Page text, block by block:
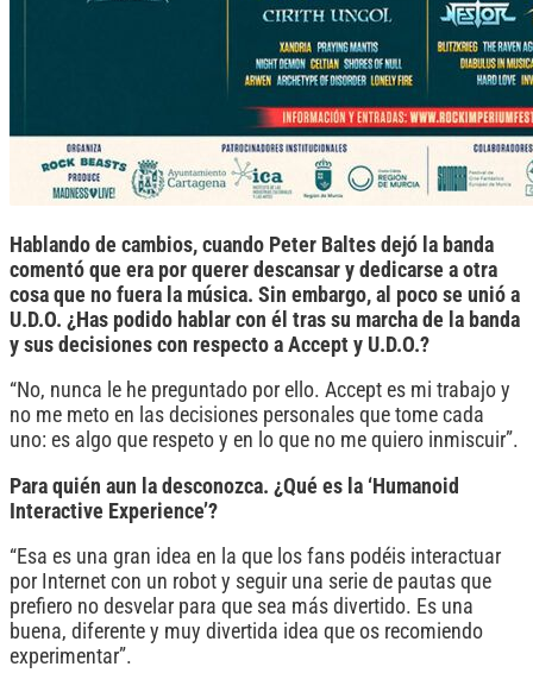
Hablando de cambios, cuando Peter Baltes dejó la banda
comentó que era por querer descansar y dedicarse a otra
cosa que no fuera la música. Sin embargo, al poco se unió a
U.D.O. ¿Has podido hablar con él tras su marcha de la banda
y sus decisiones con respecto a Accept y U.D.O.?
“No, nunca le he preguntado por ello. Accept es mi trabajo y
no me meto en las decisiones personales que tome cada
uno: es algo que respeto y en lo que no me quiero inmiscuir”.
Para quién aun la desconozca. ¿Qué es la ‘Humanoid
Interactive Experience’?
“Esa es una gran idea en la que los fans podéis interactuar
por Internet con un robot y seguir una serie de pautas que
prefiero no desvelar para que sea más divertido. Es una
buena, diferente y muy divertida idea que os recomiendo
experimentar”.